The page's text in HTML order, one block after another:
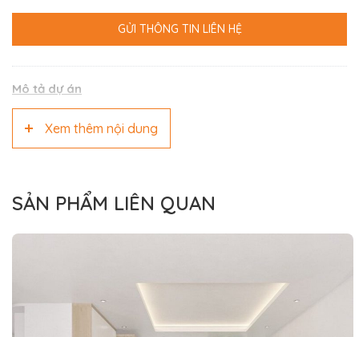
GỬI THÔNG TIN LIÊN HỆ
Mô tả dự án
Xem thêm nội dung
SẢN PHẨM LIÊN QUAN